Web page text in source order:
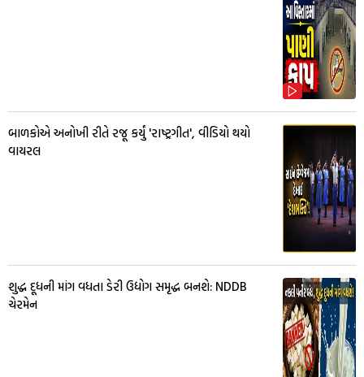
બાળકોએ અનોખી રીતે રજૂ કર્યું 'રાષ્ટ્રગીત', વીડિયો થયો
વાયરલ
શુદ્ધ દૂધની માંગ વધતા ડેરી ઉદ્યોગ સમૃદ્ધ બનશે: NDDB
ચેરમેન